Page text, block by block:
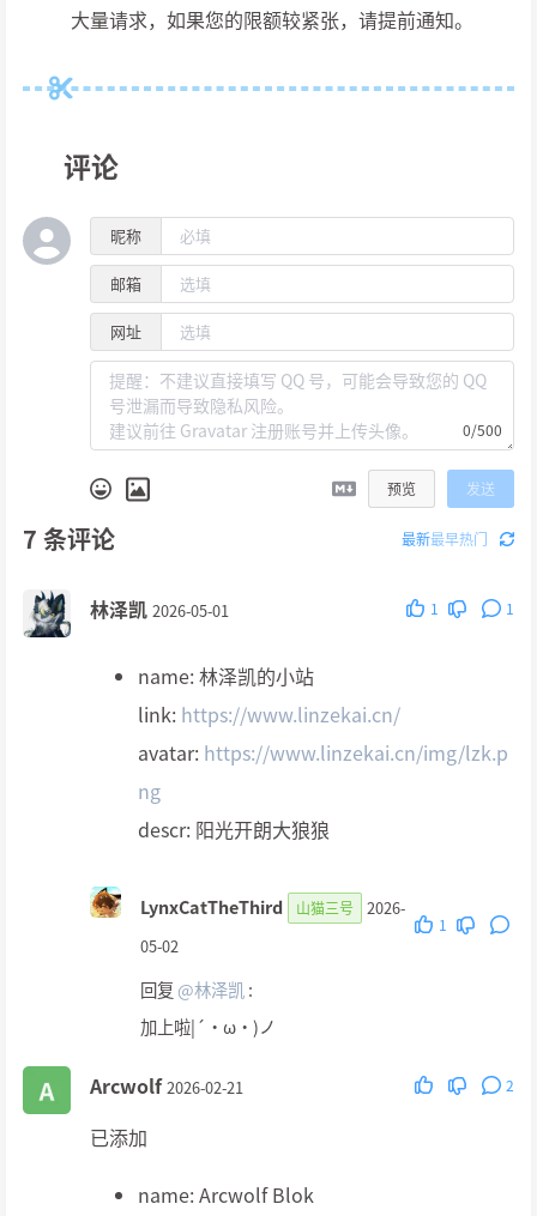
大量请求，如果您的限额较紧张，请提前通知。
评论
昵称
邮箱
网址
0/500
预览 发送
7 条评论 最新最早热门
林泽凯 2026-05-01 1 1
name: 林泽凯的小站
link: https://www.linzekai.cn/
avatar: https://www.linzekai.cn/img/lzk.p
ng
descr: 阳光开朗大狼狼
LynxCatTheThird 山猫三号
2026-
05-02
1
回复 @林泽凯:
加上啦|´・ω・)ノ
Arcwolf 2026-02-21 2
已添加
name: Arcwolf Blok